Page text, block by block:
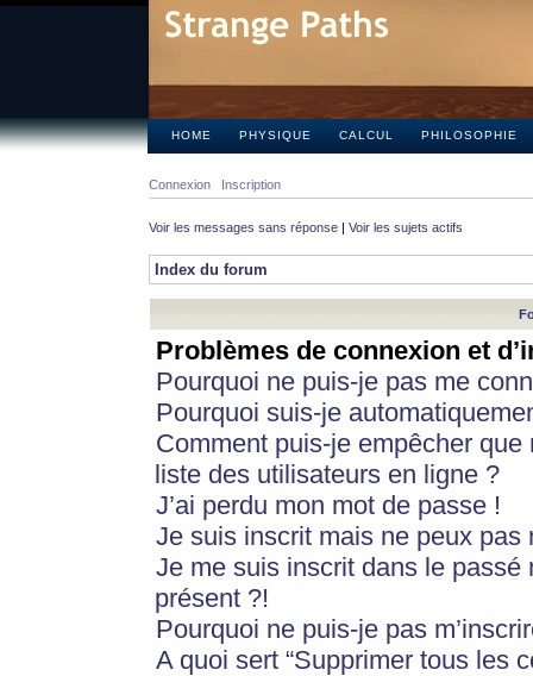
HOME PHYSIQUE CALCUL PHILOSOPHIE
Connexion Inscription
Voir les messages sans réponse | Voir les sujets actifs
Index du forum
Problèmes de connexion et
Pourquoi ne puis-je pas me
Pourquoi suis-je
Comment puis-je empêcher
liste des utilisateurs en ligne ?
J’ai perdu mon mot de passe !
Je suis inscrit mais ne peux pas
Je me suis inscrit dans le
présent ?!
Pourquoi ne puis-je pas
A quoi sert “Supprimer tous les